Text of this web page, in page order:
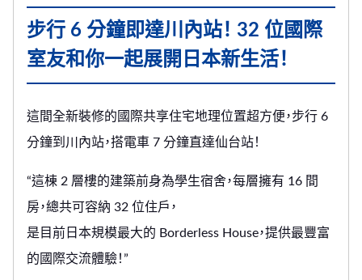
步行 6 分鐘即達川內站！ 32 位國際
室友和你一起展開日本新生活！
這間全新裝修的國際共享住宅地理位置超方便，步行 6
分鐘到川內站，搭電車 7 分鐘直達仙台站！
“這棟 2 層樓的建築前身為學生宿舍，每層擁有 16 間
房，總共可容納 32 位住戶，
是目前日本規模最大的 Borderless House，提供最豐富
的國際交流體驗！”